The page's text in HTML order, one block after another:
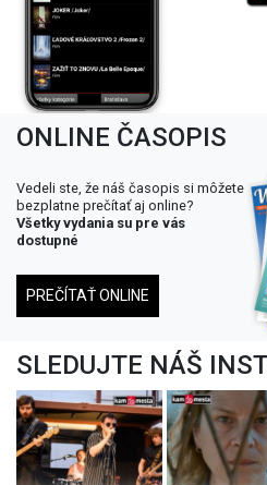
ONLINE ČASOPIS
Vedeli ste, že náš časopis si môžete
bezplatne prečítať aj online?
Všetky vydania su pre vás
dostupné
PREČÍTAŤ ONLINE
SLEDUJTE NÁŠ